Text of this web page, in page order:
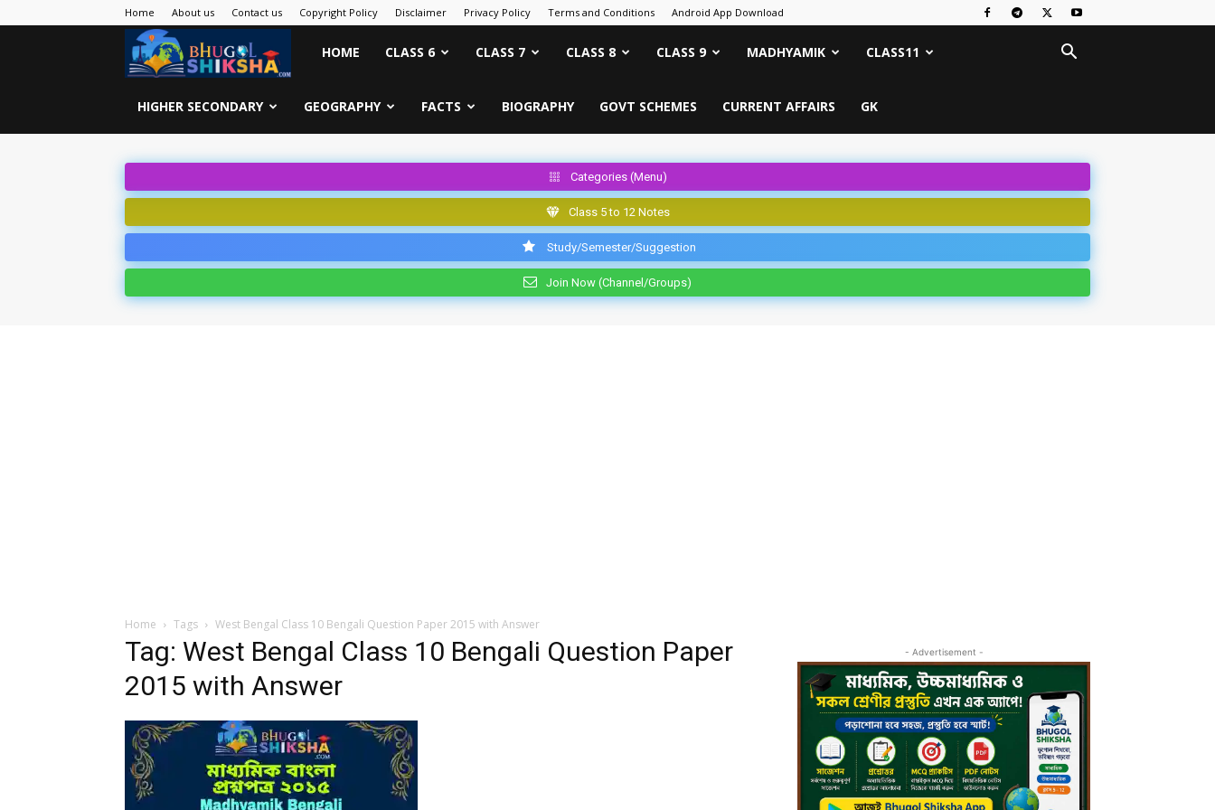
Home About us Contact us Copyright Policy Disclaimer Privacy Policy Terms and Conditions Android App Download
Bhugol
Shiksha
HOME CLASS 6 CLASS 7 CLASS 8 CLASS 9 MADHYAMIK CLASS11
HIGHER SECONDARY GEOGRAPHY FACTS BIOGRAPHY GOVT SCHEMES CURRENT AFFAIRS GK
Categories (Menu)
Class 5 to 12 Notes
Study/Semester/Suggestion
Join Now (Channel/Groups)
Home Tags West Bengal Class 10 Bengali Question Paper 2015 with Answer
Tag: West Bengal Class 10 Bengali Question Paper
2015 with Answer
- Advertisement -